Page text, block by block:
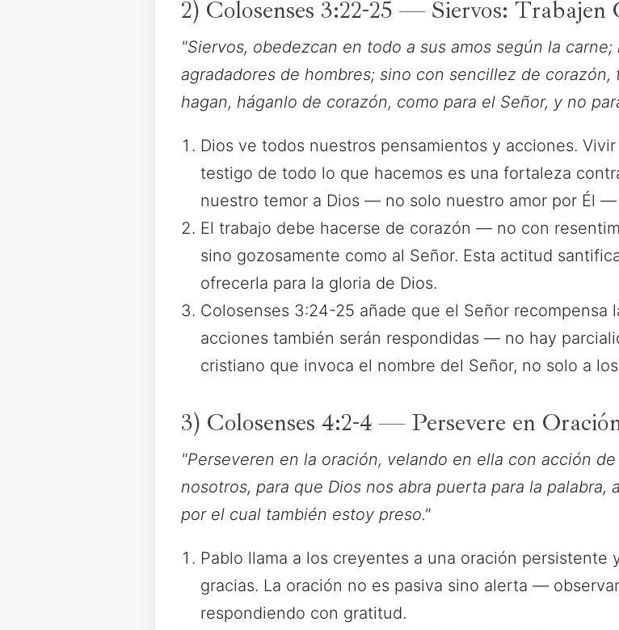
2) Colosenses 3:22-25 — Siervos: Trabajen
"Siervos, obedezcan en todo a sus amos según la
agradadores de hombres; sino con sencillez de
hagan, háganlo de corazón, como para el Señor, y no
Dios ve todos nuestros pensamientos y acciones.
testigo de todo lo que hacemos es una fortaleza
nuestro temor a Dios — no solo nuestro amor por Él
El trabajo debe hacerse de corazón — no con
sino gozosamente como al Señor. Esta actitud
ofrecerla para la gloria de Dios.
Colosenses 3:24-25 añade que el Señor recompensa
acciones también serán respondidas — no hay
cristiano que invoca el nombre del Señor, no solo a
3) Colosenses 4:2-4 — Persevere en
"Perseveren en la oración, velando en ella con acción
nosotros, para que Dios nos abra puerta para la palabra,
por el cual también estoy preso."
Pablo llama a los creyentes a una oración
gracias. La oración no es pasiva sino alerta —
respondiendo con gratitud.